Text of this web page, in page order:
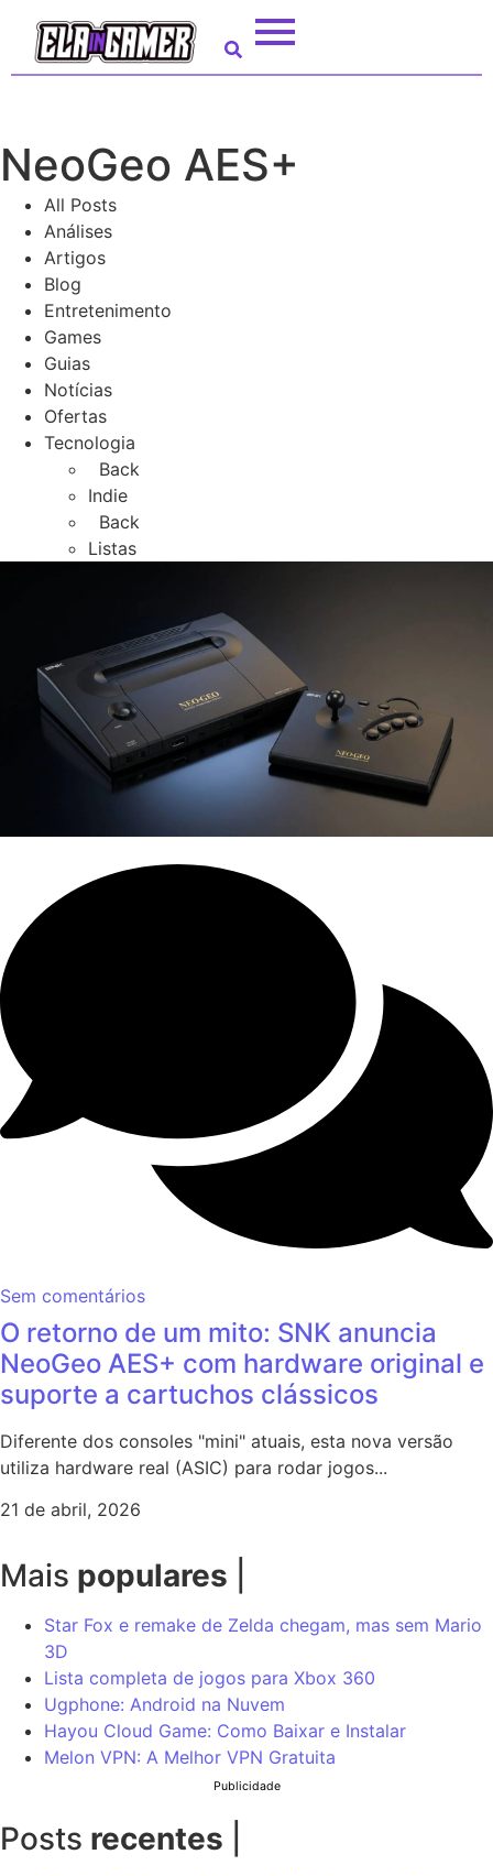
NeoGeo AES+
All Posts
Análises
Artigos
Blog
Entretenimento
Games
Guias
Notícias
Ofertas
Tecnologia
Back
Indie
Back
Listas
Sem comentários
O retorno de um mito: SNK anuncia
NeoGeo AES+ com hardware original e
suporte a cartuchos clássicos
Diferente dos consoles "mini" atuais, esta nova versão
utiliza hardware real (ASIC) para rodar jogos...
21 de abril, 2026
Mais populares
Star Fox e remake de Zelda chegam, mas sem Mario
3D
Lista completa de jogos para Xbox 360
Ugphone: Android na Nuvem
Hayou Cloud Game: Como Baixar e Instalar
Melon VPN: A Melhor VPN Gratuita
Publicidade
Posts recentes